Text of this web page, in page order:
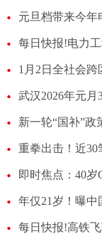
元旦档带来今年
1月2日全社会跨
武汉2026年元
新一轮“国补”
每日快报!高铁